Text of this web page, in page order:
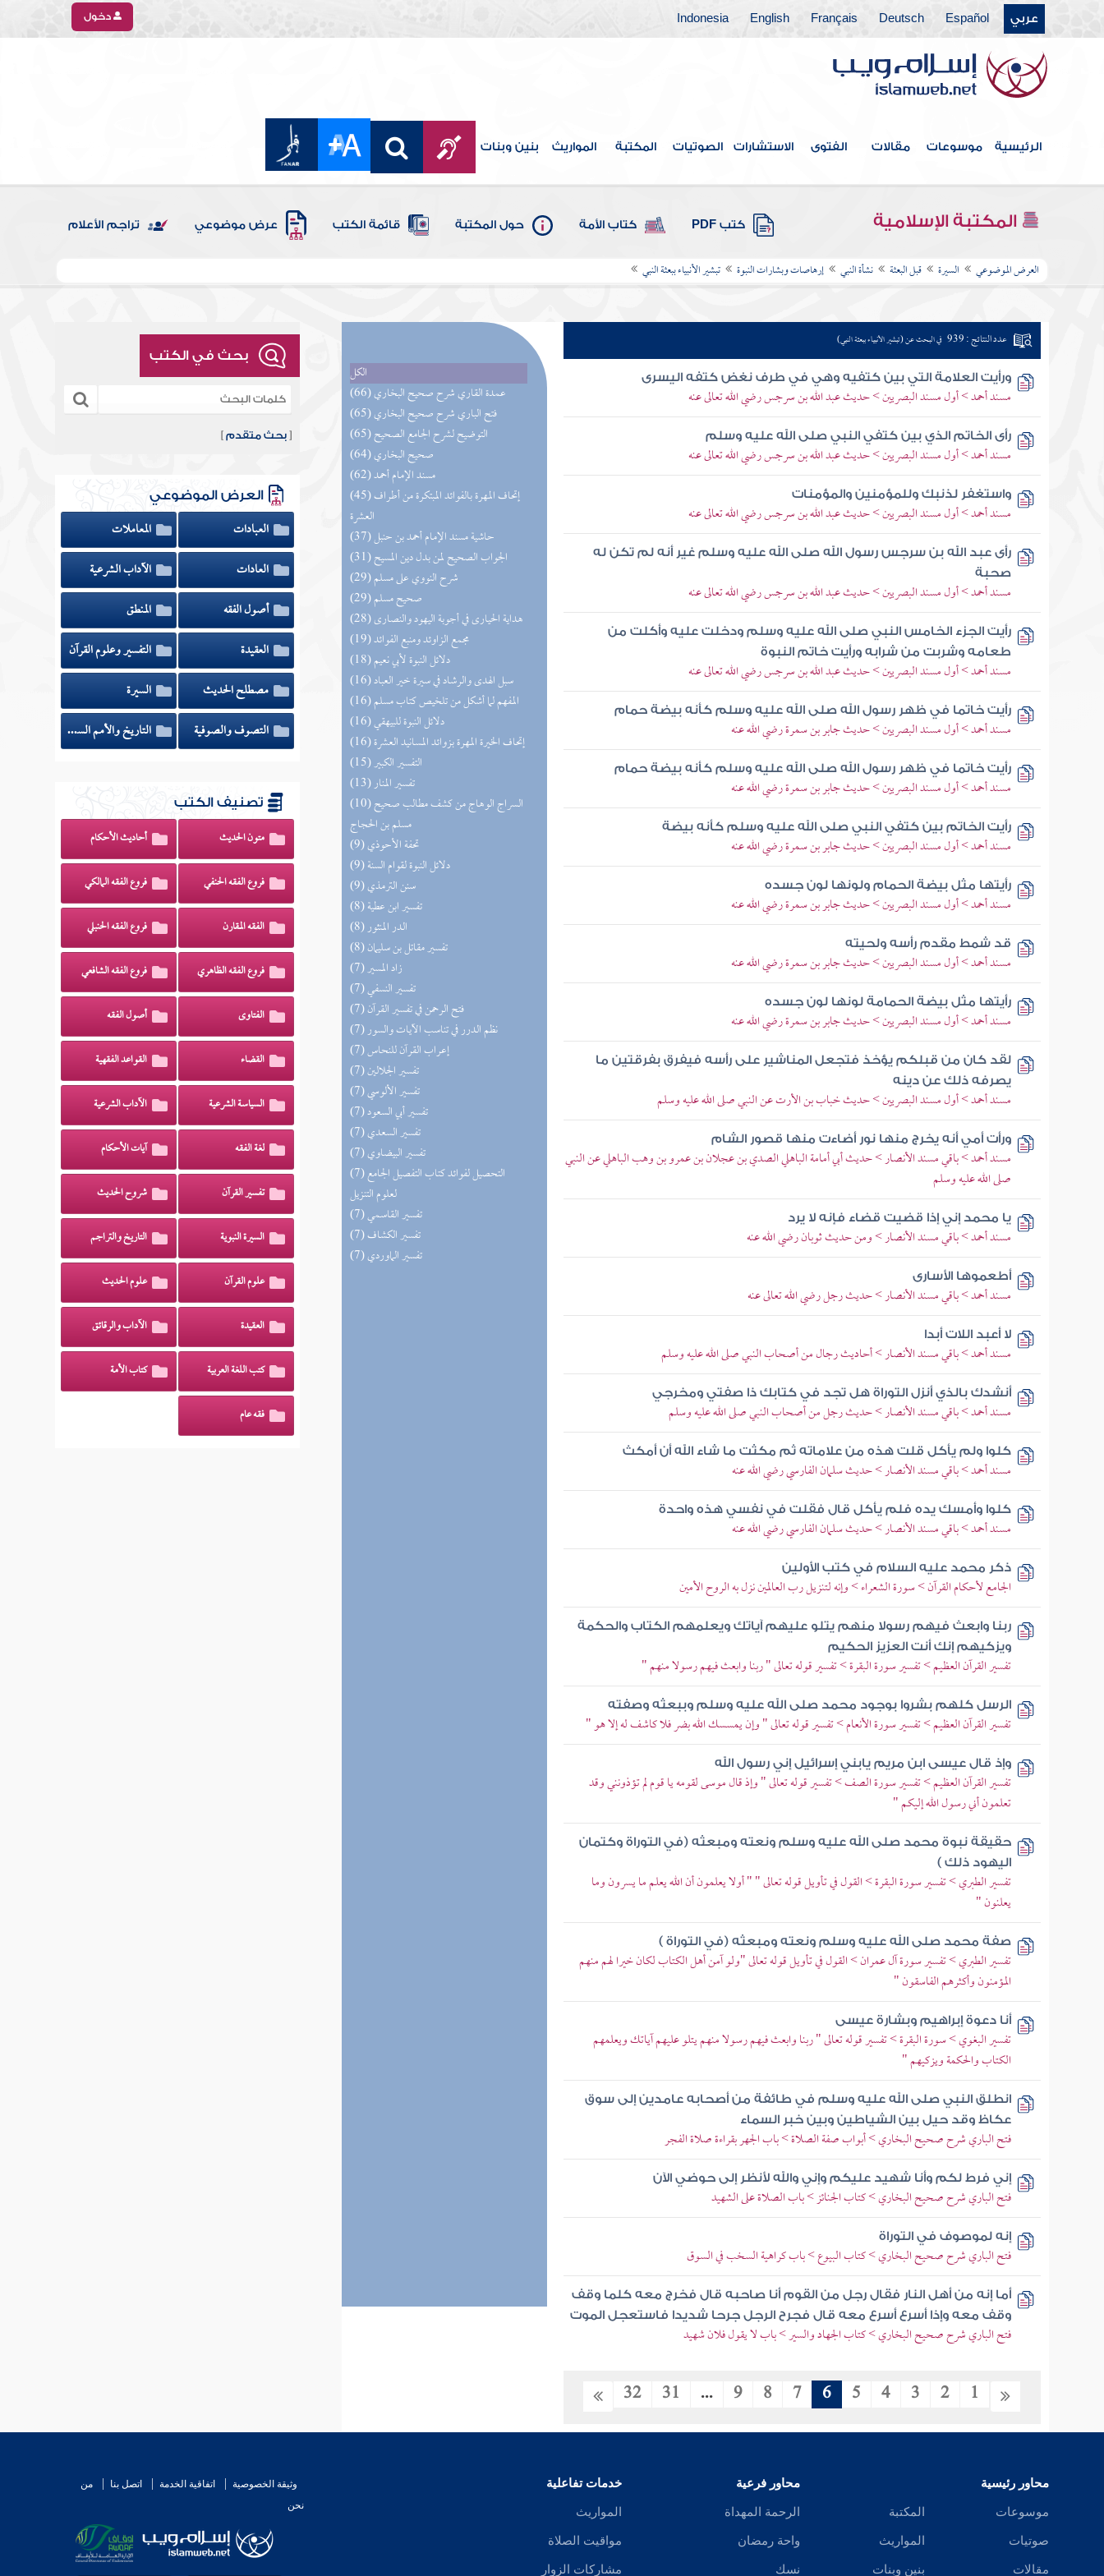
عربي Español
Deutsch
Français
English
Indonesia دخول
الرئيسية موسوعات مقالات الفتوى الاستشارات الصوتيات المكتبة المواريث بنين وبنات
المكتبة الإسلامية كتب PDF كتاب الأمة حول المكتبة قائمة الكتب عرض موضوعي تراجم الأعلام
العرض الموضوعي السيرة قبل البعثة نشأة النبي إرهاصات وبشارات النبوة تبشير الأنبياء ببعثة النبي
الكل
(66) عمدة القاري شرح صحيح البخاري
(65) فتح الباري شرح صحيح البخاري
(65) التوضيح لشرح الجامع الصحيح
(64) صحيح البخاري
(62) مسند الإمام أحمد
(45) إتحاف المهرة بالفوائد المبتكرة من أطراف
العشرة
(37) حاشية مسند الإمام أحمد بن حنبل
(31) الجواب الصحيح لمن بدل دين المسيح
(29) شرح النووي على مسلم
(29) صحيح مسلم
(28) هداية الحيارى في أجوبة اليهود والنصارى
(19) مجمع الزاوئد ومنبع الفوائد
(18) دلائل النبوة لأبي نعيم
(16) سبل الهدى والرشاد في سيرة خير العباد
(16) المفهم لما أشكل من تلخيص كتاب مسلم
(16) دلائل النبوة للبيهقي
(16) إتحاف الخيرة المهرة بزوائد المسانيد العشرة
(15) التفسير الكبير
(13) تفسير المنار
(10) السراج الوهاج من كشف مطالب صحيح
مسلم بن الحجاج
(9) تحفة الأحوذي
(9) دلائل النبوة لقوام السنة
(9) سنن الترمذي
(8) تفسير ابن عطية
(8) الدر المنثور
(8) تفسير مقاتل بن سليمان
(7) زاد المسير
(7) تفسير النسفي
(7) فتح الرحمن في تفسير القرآن
(7) نظم الدرر في تناسب الآيات والسور
(7) إعراب القرآن للنحاس
(7) تفسير الجلالين
(7) تفسير الألوسي
(7) تفسير أبي السعود
(7) تفسير السعدي
(7) تفسير البيضاوي
(7) التحصيل لفوائد كتاب التفصيل الجامع
لعلوم التنزيل
(7) تفسير القاسمي
(7) تفسير الكشاف
(7) تفسير الماوردي
عدد النتائج : 939 في البحث عن (تبشير الأنبياء ببعثة النبي)
ورأيت العلامة التي بين كتفيه وهي في طرف نغض كتفه اليسرى
مسند أحمد > أول مسند البصريين > حديث عبد الله بن سرجس رضي الله تعالى عنه
رأى الخاتم الذي بين كتفي النبي صلى الله عليه وسلم
مسند أحمد > أول مسند البصريين > حديث عبد الله بن سرجس رضي الله تعالى عنه
واستغفر لذنبك وللمؤمنين والمؤمنات
مسند أحمد > أول مسند البصريين > حديث عبد الله بن سرجس رضي الله تعالى عنه
رأى عبد الله بن سرجس رسول الله صلى الله عليه وسلم غير أنه لم تكن له
صحبة
مسند أحمد > أول مسند البصريين > حديث عبد الله بن سرجس رضي الله تعالى عنه
رأيت الجزء الخامس النبي صلى الله عليه وسلم ودخلت عليه وأكلت من
طعامه وشربت من شرابه ورأيت خاتم النبوة
مسند أحمد > أول مسند البصريين > حديث عبد الله بن سرجس رضي الله تعالى عنه
رأيت خاتما في ظهر رسول الله صلى الله عليه وسلم كأنه بيضة حمام
مسند أحمد > أول مسند البصريين > حديث جابر بن سمرة رضي الله عنه
رأيت خاتما في ظهر رسول الله صلى الله عليه وسلم كأنه بيضة حمام
مسند أحمد > أول مسند البصريين > حديث جابر بن سمرة رضي الله عنه
رأيت الخاتم بين كتفي النبي صلى الله عليه وسلم كأنه بيضة
مسند أحمد > أول مسند البصريين > حديث جابر بن سمرة رضي الله عنه
رأيتها مثل بيضة الحمام ولونها لون جسده
مسند أحمد > أول مسند البصريين > حديث جابر بن سمرة رضي الله عنه
قد شمط مقدم رأسه ولحيته
مسند أحمد > أول مسند البصريين > حديث جابر بن سمرة رضي الله عنه
رأيتها مثل بيضة الحمامة لونها لون جسده
مسند أحمد > أول مسند البصريين > حديث جابر بن سمرة رضي الله عنه
لقد كان من قبلكم يؤخذ فتجعل المناشير على رأسه فيفرق بفرقتين ما
يصرفه ذلك عن دينه
مسند أحمد > أول مسند البصريين > حديث خباب بن الأرت عن النبي صلى الله عليه وسلم
ورأت أمي أنه يخرج منها نور أضاءت منها قصور الشام
مسند أحمد > باقي مسند الأنصار > حديث أبي أمامة الباهلي الصدي بن عجلان بن عمرو بن وهب الباهلي عن النبي
صلى الله عليه وسلم
يا محمد إني إذا قضيت قضاء فإنه لا يرد
مسند أحمد > باقي مسند الأنصار > ومن حديث ثوبان رضي الله عنه
أطعموها الأسارى
مسند أحمد > باقي مسند الأنصار > حديث رجل رضي الله تعالى عنه
لا أعبد اللات أبدا
مسند أحمد > باقي مسند الأنصار > أحاديث رجال من أصحاب النبي صلى الله عليه وسلم
أنشدك بالذي أنزل التوراة هل تجد في كتابك ذا صفتي ومخرجي
مسند أحمد > باقي مسند الأنصار > حديث رجل من أصحاب النبي صلى الله عليه وسلم
كلوا ولم يأكل قلت هذه من علاماته ثم مكثت ما شاء الله أن أمكث
مسند أحمد > باقي مسند الأنصار > حديث سلمان الفارسي رضي الله عنه
كلوا وأمسك يده فلم يأكل قال فقلت في نفسي هذه واحدة
مسند أحمد > باقي مسند الأنصار > حديث سلمان الفارسي رضي الله عنه
ذكر محمد عليه السلام في كتب الأولين
الجامع لأحكام القرآن > سورة الشعراء > وإنه لتنزيل رب العالمين نزل به الروح الأمين
ربنا وابعث فيهم رسولا منهم يتلو عليهم آياتك ويعلمهم الكتاب والحكمة
ويزكيهم إنك أنت العزيز الحكيم
تفسير القرآن العظيم > تفسير سورة البقرة > تفسير قوله تعالى " ربنا وابعث فيهم رسولا منهم "
الرسل كلهم بشروا بوجود محمد صلى الله عليه وسلم وببعثه وصفته
تفسير القرآن العظيم > تفسير سورة الأنعام > تفسير قوله تعالى " وإن يمسسك الله بضر فلا كاشف له إلا هو "
وإذ قال عيسى ابن مريم يابني إسرائيل إني رسول الله
تفسير القرآن العظيم > تفسير سورة الصف > تفسير قوله تعالى " وإذ قال موسى لقومه يا قوم لم تؤذونني وقد
تعلمون أني رسول الله إليكم "
حقيقة نبوة محمد صلى الله عليه وسلم ونعته ومبعثه (في التوراة وكتمان
اليهود ذلك )
تفسير الطبري > تفسير سورة البقرة > القول في تأويل قوله تعالى " " أولا يعلمون أن الله يعلم ما يسرون وما
يعلنون "
صفة محمد صلى الله عليه وسلم ونعته ومبعثه (في التوراة )
تفسير الطبري > تفسير سورة آل عمران > القول في تأويل قوله تعالى "ولو آمن أهل الكتاب لكان خيرا لهم منهم
المؤمنون وأكثرهم الفاسقون "
أنا دعوة إبراهيم وبشارة عيسى
تفسير البغوي > سورة البقرة > تفسير قوله تعالى " ربنا وابعث فيهم رسولا منهم يتلو عليهم آياتك ويعلمهم
الكتاب والحكمة ويزكيهم "
انطلق النبي صلى الله عليه وسلم في طائفة من أصحابه عامدين إلى سوق
عكاظ وقد حيل بين الشياطين وبين خبر السماء
فتح الباري شرح صحيح البخاري > أبواب صفة الصلاة > باب الجهر بقراءة صلاة الفجر
إني فرط لكم وأنا شهيد عليكم وإني والله لأنظر إلى حوضي الآن
فتح الباري شرح صحيح البخاري > كتاب الجنائز > باب الصلاة على الشهيد
إنه لموصوف في التوراة
فتح الباري شرح صحيح البخاري > كتاب البيوع > باب كراهية السخب في السوق
أما إنه من أهل النار فقال رجل من القوم أنا صاحبه قال فخرج معه كلما وقف
وقف معه وإذا أسرع أسرع معه قال فجرح الرجل جرحا شديدا فاستعجل الموت
فتح الباري شرح صحيح البخاري > كتاب الجهاد والسير > باب لا يقول فلان شهيد
1
2
3
4
5
6
7
8
9
...
31
32
بحث في الكتب
[بحث متقدم ]
العرض الموضوعي
العبادات
المعاملات
العادات
الآداب الشرعية
أصول الفقه
المنطق
العقيدة
التفسير وعلوم القرآن
مصطلح الحديث
السيرة
التصوف والصوفية
التاريخ والأمم السابقة
تصنيف الكتب
متون الحديث أحاديث الأحكام
فروع الفقه الحنفي فروع الفقه المالكي
الفقه المقارن فروع الفقه الحنبلي
فروع الفقه الظاهري فروع الفقه الشافعي
الفتاوى أصول الفقه
القضاء القواعد الفقهية
السياسة الشرعية الآداب الشرعية
لغة الفقه آيات الأحكام
تفسير القرآن شروح الحديث
السيرة النبوية التاريخ والتراجم
علوم القرآن علوم الحديث
العقيدة الآداب والرقائق
كتب اللغة العربية كتاب الأمة
فقه عام
محاور رئيسية
موسوعات
صوتيات
مقالات
المكتبة
المواريث
بنين وبنات
محاور فرعية
الرحمة المهداة
واحة رمضان
نسك
خدمات تفاعلية
المواريث
مواقيت الصلاة
مشاركات الزوار
وثيقة الخصوصية اتفاقية الخدمة اتصل بنا
من
نحن